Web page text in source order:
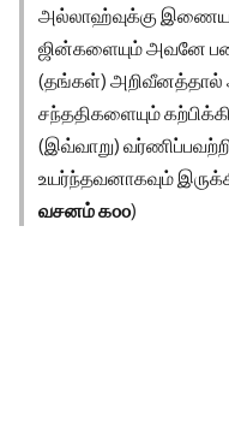
அல்லாஹ்வுக்கு
ஜின்களையும் அவனே
(தங்கள்)
சந்ததிகளையும்
(இவ்வாறு)
உயர்ந்தவனாகவும்
வசனம் ௧௦௦)